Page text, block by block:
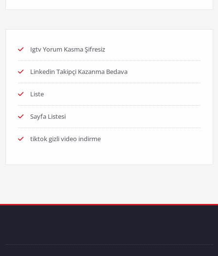
Igtv Yorum Kasma Şifresiz
Linkedin Takipçi Kazanma Bedava
Liste
Sayfa Listesi
tiktok gizli video indirme